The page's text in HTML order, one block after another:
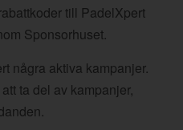
till PadelXpert
Sponsorhuset.
några aktiva kampanjer.
ta del av kampanjer,